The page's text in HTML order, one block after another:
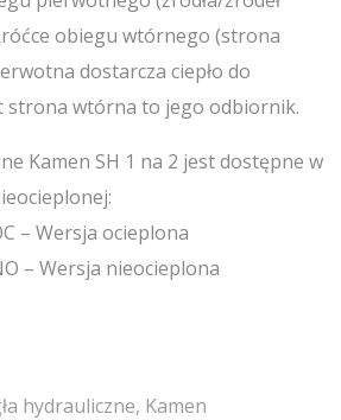
obiegu wtórnego (strona
dostarcza ciepło do
strona wtórna to jego odbiornik.
Kamen SH 1 na 2 jest dostępne w
– Wersja ocieplona
– Wersja nieocieplona
hydrauliczne, Kamen